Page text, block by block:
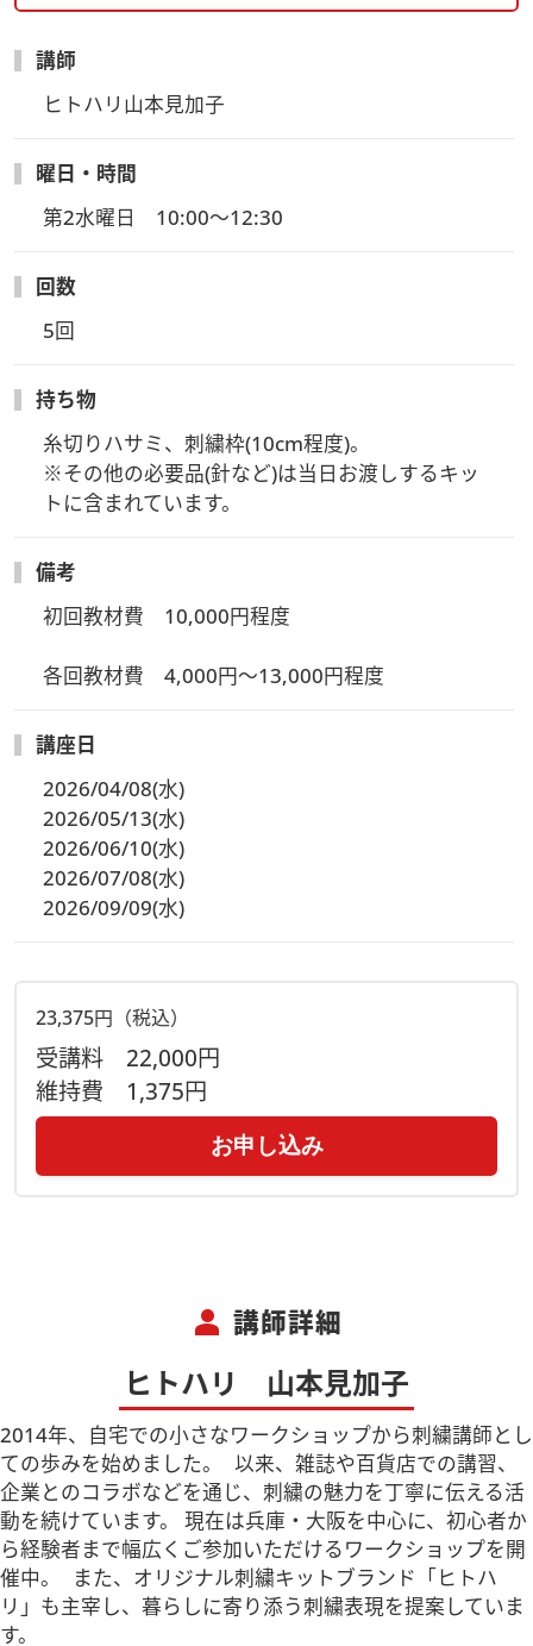
hitohariヒトハリInstagram
【カリキュラム】
４月『ミモザの巾着』 11,000円
６月『マリンのクロスステッチ』 13,200円
７月『ダーナラホース』 4,400円
９月『アザミ巾着』 7,700円
講師
ヒトハリ山本見加子
曜日・時間
第2水曜日　10:00～12:30
回数
5回
持ち物
糸切りハサミ、刺繍枠(10cm程度)。
※その他の必要品(針など)は当日お渡しするキッ
トに含まれています。
備考
初回教材費　10,000円程度
各回教材費　4,000円～13,000円程度
講座日
2026/04/08(水)
2026/05/13(水)
2026/06/10(水)
2026/07/08(水)
2026/09/09(水)
23,375円（税込）
受講料 22,000円
維持費 1,375円
お申し込み
person 講師詳細
ヒトハリ 山本見加子
2014年、自宅での小さなワークショップから刺繍講師とし
ての歩みを始めました。 以来、雑誌や百貨店での講習、
企業とのコラボなどを通じ、刺繍の魅力を丁寧に伝える活
動を続けています。 現在は兵庫・大阪を中心に、初心者か
ら経験者まで幅広くご参加いただけるワークショップを開
催中。 また、オリジナル刺繍キットブランド「ヒトハ
リ」も主宰し、暮らしに寄り添う刺繍表現を提案していま
す。